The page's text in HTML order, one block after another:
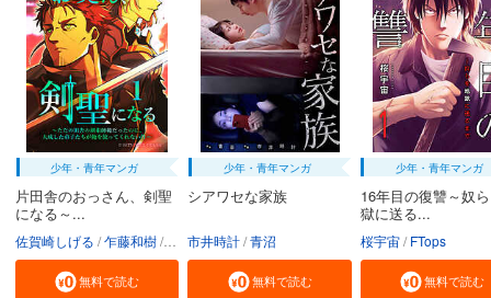
少年・青年マンガ
片田舎のおっさん、剣聖
になる～...
佐賀崎しげる 乍藤和樹 鍋島テツヒロ
無料で読む
少年・青年マンガ
シアワセな家族
市井時計 青沼
無料で読む
少年・青年マンガ
16年目の復讐～奴
獄に送る...
桜宇宙 FTops
無料で読む